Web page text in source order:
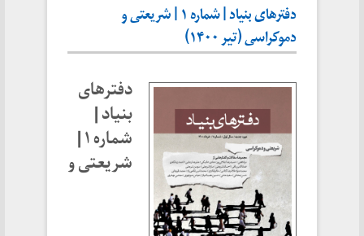
دفترهای بنیاد | شماره ۱ | شریعتی و
دموکراسی (تیر ۱۴۰۰)
دفترهای
بنیاد |
شماره ۱ |
شریعتی و